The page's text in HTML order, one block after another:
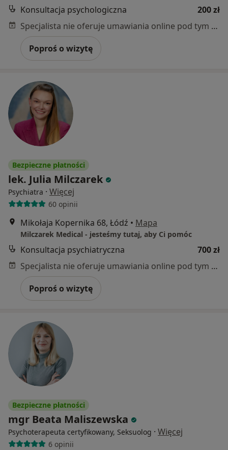
Konsultacja psychologiczna
200 zł
Specjalista nie oferuje umawiania online pod tym adresem.
Poproś o wizytę
Bezpieczne płatności
lek. Julia Milczarek
Psychiatra · Więcej
60 opinii
Mikołaja Kopernika 68, Łódź • Mapa
Milczarek Medical - jesteśmy tutaj, aby Ci pomóc
Konsultacja psychiatryczna
700 zł
Specjalista nie oferuje umawiania online pod tym adresem.
Poproś o wizytę
Bezpieczne płatności
mgr Beata Maliszewska
Psychoterapeuta certyfikowany, Seksuolog · Więcej
6 opinii